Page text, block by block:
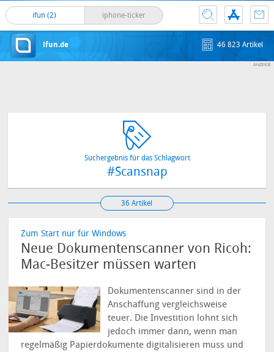
ifun (2) iphone-ticker
ifun.de 46 823 Artikel
Suchergebnis für das Schlagwort
#Scansnap
36 Artikel
Zum Start nur für Windows
Neue Dokumentenscanner von Ricoh:
Mac-Besitzer müssen warten
Dokumentenscanner sind in der
Anschaffung vergleichsweise
teuer. Die Investition lohnt sich
jedoch immer dann, wenn man
regelmäßig Papierdokumente digitalisieren muss und